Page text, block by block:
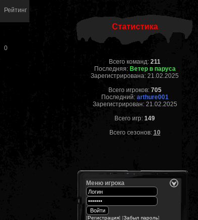
Рейтинг
0
Статистика
Всего команд: 211
Последняя: Ветер в паруса
Зарегистрирована: 21.02.2025
Всего игроков: 705
Последний: arthure001
Зарегистрирован: 21.02.2025
Всего игр: 149
Всего сезонов: 10
Меню игрока
[Регистрация] [Забыл пароль]